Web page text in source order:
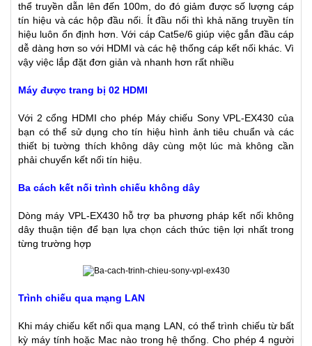
thể truyền dẫn lên đến 100m, do đó giảm được số lượng cáp
tín hiệu và các hộp đầu nối. Ít đầu nối thì khả năng truyền tín
hiệu luôn ổn định hơn. Với cáp Cat5e/6 giúp việc gắn đầu cáp
dễ dàng hơn so với HDMI và các hệ thống cáp kết nối khác. Vì
vậy việc lắp đặt đơn giản và nhanh hơn rất nhiều
Máy được trang bị 02 HDMI
Với 2 cổng HDMI cho phép Máy chiếu Sony VPL-EX430 của
bạn có thể sử dụng cho tín hiệu hình ảnh tiêu chuẩn và các
thiết bị tường thích không dây cùng một lúc mà không cần
phải chuyển kết nối tín hiệu.
Ba cách kết nối trình chiếu không dây
Dòng máy VPL-EX430 hỗ trợ ba phương pháp kết nối không
dây thuận tiện để bạn lựa chọn cách thức tiện lợi nhất trong
từng trường hợp
Trình chiếu qua mạng LAN
Khi máy chiếu kết nối qua mạng LAN, có thể trình chiếu từ bất
kỳ máy tính hoặc Mac nào trong hệ thống. Cho phép 4 người